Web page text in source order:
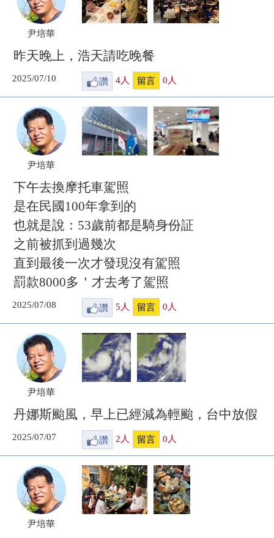
尹培華
昨天晚上，浩天請吃晚餐
2025/07/10 讚 4人 留言 0 人
尹培華
下午去換摩托車駕照
是在民國100年拿到的
也就是說：53歲前都是騎身份証
之前被抓到過幾次
直到最後一次才發現沒有駕照
罰款8000多＇才去考了駕照
2025/07/08 讚 5 人 留言 0 人
尹培華
丹娜斯颱風，早上已經減為輕颱，台中放假
2025/07/07 讚 2 人 留言 0 人
尹培華